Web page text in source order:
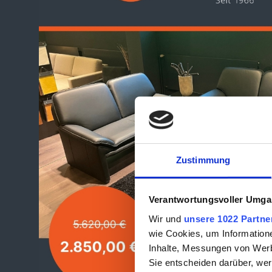
Zustimmung
Verantwortungsvoller
Wir und unsere 1022
wie Cookies, um
Inhalte, Messungen von
Sie entscheiden darüber,